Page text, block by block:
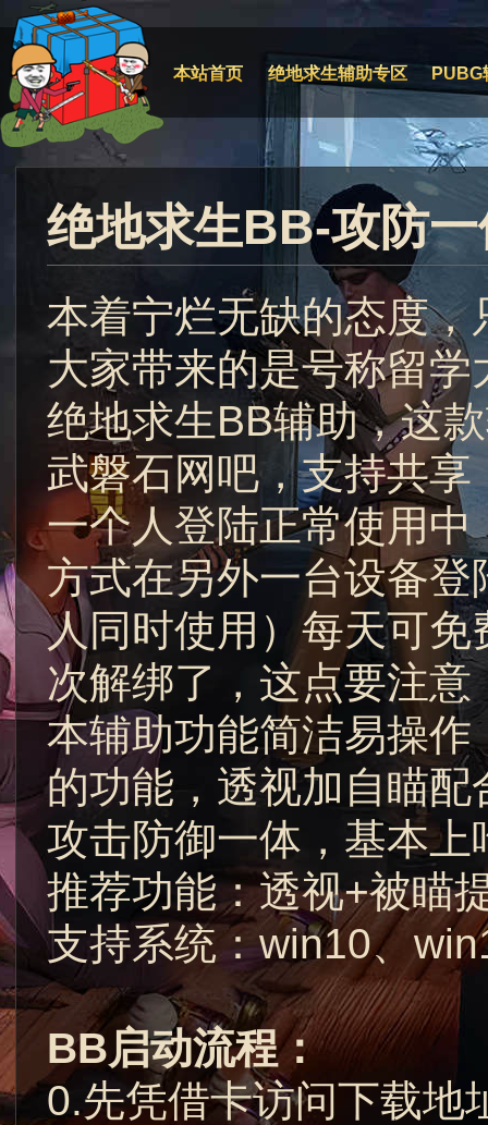
本站首页 绝地求生辅助专区 PUBG
绝地求生BB-攻防
本着宁烂无缺的态度
大家带来的是号称留学
绝地求生BB辅助，这
武磐石网吧，支持共享
一个人登陆正常使用
方式在另外一台设备登
人同时使用）每天可
次解绑了，这点要注意
本辅助功能简洁易操
的功能，透视加自瞄配
攻击防御一体，基本上
推荐功能：透视+被瞄
支持系统：win10、
BB启动流程：
0.先凭借卡访问下载地